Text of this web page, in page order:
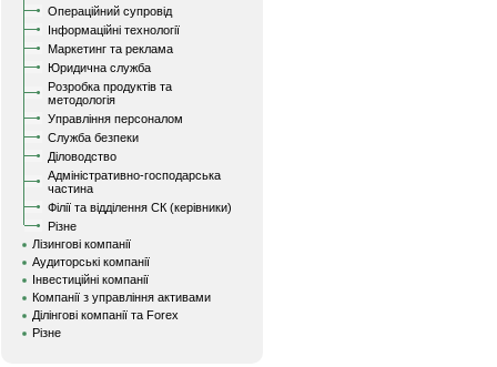
Операційний супровід
Інформаційні технології
Маркетинг та реклама
Юридична служба
Розробка продуктів та
методологія
Управління персоналом
Служба безпеки
Діловодство
Адміністративно-господарська
частина
Філії та відділення СК (керівники)
Різне
Лізингові компанії
Аудиторські компанії
Інвестиційні компанії
Компанії з управління активами
Ділінгові компанії та Forex
Різне